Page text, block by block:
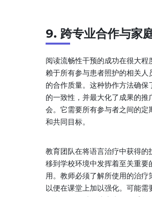
9. 跨专业合作与家
阅读流畅性干预的成功在很大程
赖于所有参与患者照护的相关人
的合作质量。这种协作方法确保
的一致性，并最大化了成果的推
会。它需要所有参与者之间的定
和共同目标。
教育团队在将语言治疗中获得的
移到学校环境中发挥着至关重要
用。教师必须了解所使用的治疗
以便在课堂上加以强化。可能需